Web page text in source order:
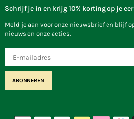
Schrijf je in en krijg 10% korting op je
Meld je aan voor onze nieuwsbrief en blijf
nieuws en onze acties.
ABONNEREN